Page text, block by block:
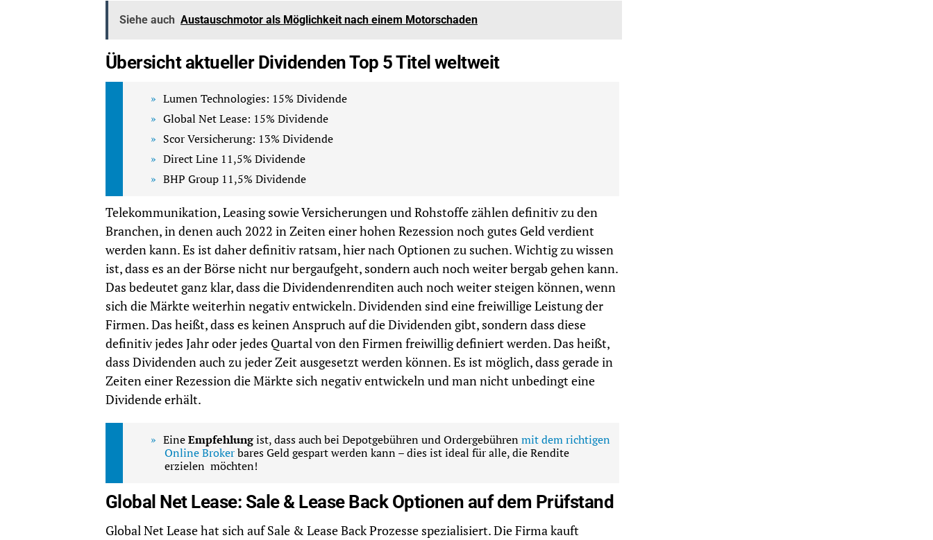
Siehe auch Austauschmotor als Möglichkeit nach einem Motorschaden
Übersicht aktueller Dividenden Top 5 Titel weltweit
Lumen Technologies: 15% Dividende
Global Net Lease: 15% Dividende
Scor Versicherung: 13% Dividende
Direct Line 11,5% Dividende
BHP Group 11,5% Dividende
Telekommunikation, Leasing sowie Versicherungen und Rohstoffe zählen definitiv zu den
Branchen, in denen auch 2022 in Zeiten einer hohen Rezession noch gutes Geld verdient
werden kann. Es ist daher definitiv ratsam, hier nach Optionen zu suchen. Wichtig zu wissen
ist, dass es an der Börse nicht nur bergaufgeht, sondern auch noch weiter bergab gehen kann.
Das bedeutet ganz klar, dass die Dividendenrenditen auch noch weiter steigen können, wenn
sich die Märkte weiterhin negativ entwickeln. Dividenden sind eine freiwillige Leistung der
Firmen. Das heißt, dass es keinen Anspruch auf die Dividenden gibt, sondern dass diese
definitiv jedes Jahr oder jedes Quartal von den Firmen freiwillig definiert werden. Das heißt,
dass Dividenden auch zu jeder Zeit ausgesetzt werden können. Es ist möglich, dass gerade in
Zeiten einer Rezession die Märkte sich negativ entwickeln und man nicht unbedingt eine
Dividende erhält.
EineEmpfehlungist, dass auch bei Depotgebühren und Ordergebührenmit dem richtigen
Online Brokerbares Geld gespart werden kann – dies ist ideal für alle, die Rendite
erzielen möchten!
Global Net Lease: Sale & Lease Back Optionen auf dem Prüfstand
Global Net Lease hat sich auf Sale & Lease Back Prozesse spezialisiert. Die Firma kauft